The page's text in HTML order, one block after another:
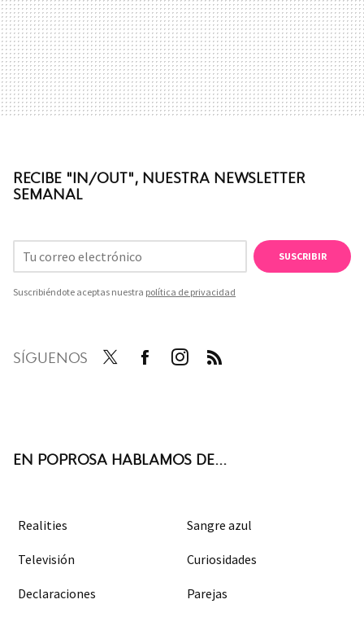
RECIBE "IN/OUT", NUESTRA NEWSLETTER
SEMANAL
SUSCRIBIR
Suscribiéndote aceptas nuestra política de privacidad
SÍGUENOS
EN POPROSA HABLAMOS DE...
Realities Sangre azul
Televisión Curiosidades
Declaraciones Parejas